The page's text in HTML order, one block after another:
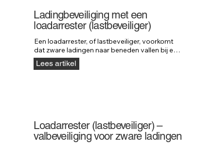
Ladingbeveiliging met een
loadarrester (lastbeveiliger)
Een loadarrester, of lastbeveiliger, voorkomt
dat zware ladingen naar beneden vallen bij een
defect aan hijs- of machineonderdelen. De rem
grijpt direct in wanneer een last valt, waardoor
Lees artikel
Loadarrester (lastbeveiliger) –
valbeveiliging voor zware ladingen